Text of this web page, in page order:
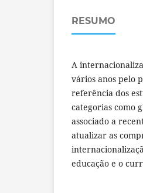
RESUMO
A
vários anos pelo
referência dos
categorias como
associado a
atualizar as
educação e o